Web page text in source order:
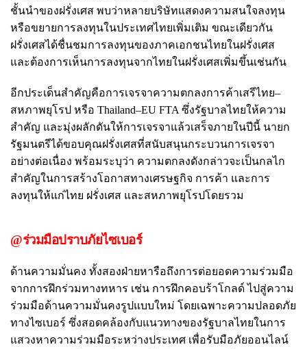
ชั้นนำของฝรั่งเศส พบว่าหลายบริษัทแสดงความสนใจลงทุน
หรือขยายการลงทุนในประเทศไทยเพิ่มเติม ขณะเดียวกัน
ฝรั่งเศสได้ชื่นชมการลงทุนของภาคเอกชนไทยในฝรั่งเศส
และต้องการเห็นการลงทุนจากไทยในฝรั่งเศสเพิ่มขึ้นเช่นกัน
อีกประเด็นสำคัญคือการเจรจาความตกลงการค้าเสรีไทย–
สหภาพยุโรป หรือ Thailand–EU FTA ซึ่งรัฐบาลไทยให้ความ
สำคัญ และมุ่งผลักดันให้การเจรจาแล้วเสร็จภายในปีนี้ นายก
รัฐมนตรีได้ขอบคุณฝรั่งเศสที่สนับสนุนกระบวนการเจรจา
อย่างต่อเนื่อง พร้อมระบุว่า ความตกลงดังกล่าวจะเป็นกลไก
สำคัญในการสร้างโอกาสทางเศรษฐกิจ การค้า และการ
ลงทุนให้แก่ไทย ฝรั่งเศส และสหภาพยุโรปโดยรวม
@ร่วมมือปราบภัยไซเบอร์
ด้านความมั่นคง ทั้งสองฝ่ายหารือถึงการต่อยอดความร่วมมือ
จากการฝึกร่วมทางทหาร เช่น การฝึกคอบร้าโกลด์ ไปสู่ความ
ร่วมมือด้านความมั่นคงรูปแบบใหม่ โดยเฉพาะความปลอดภัย
ทางไซเบอร์ ซึ่งสอดคล้องกับแนวทางของรัฐบาลไทยในการ
แสวงหาความร่วมมือระหว่างประเทศ เพื่อรับมือภัยออนไลน์